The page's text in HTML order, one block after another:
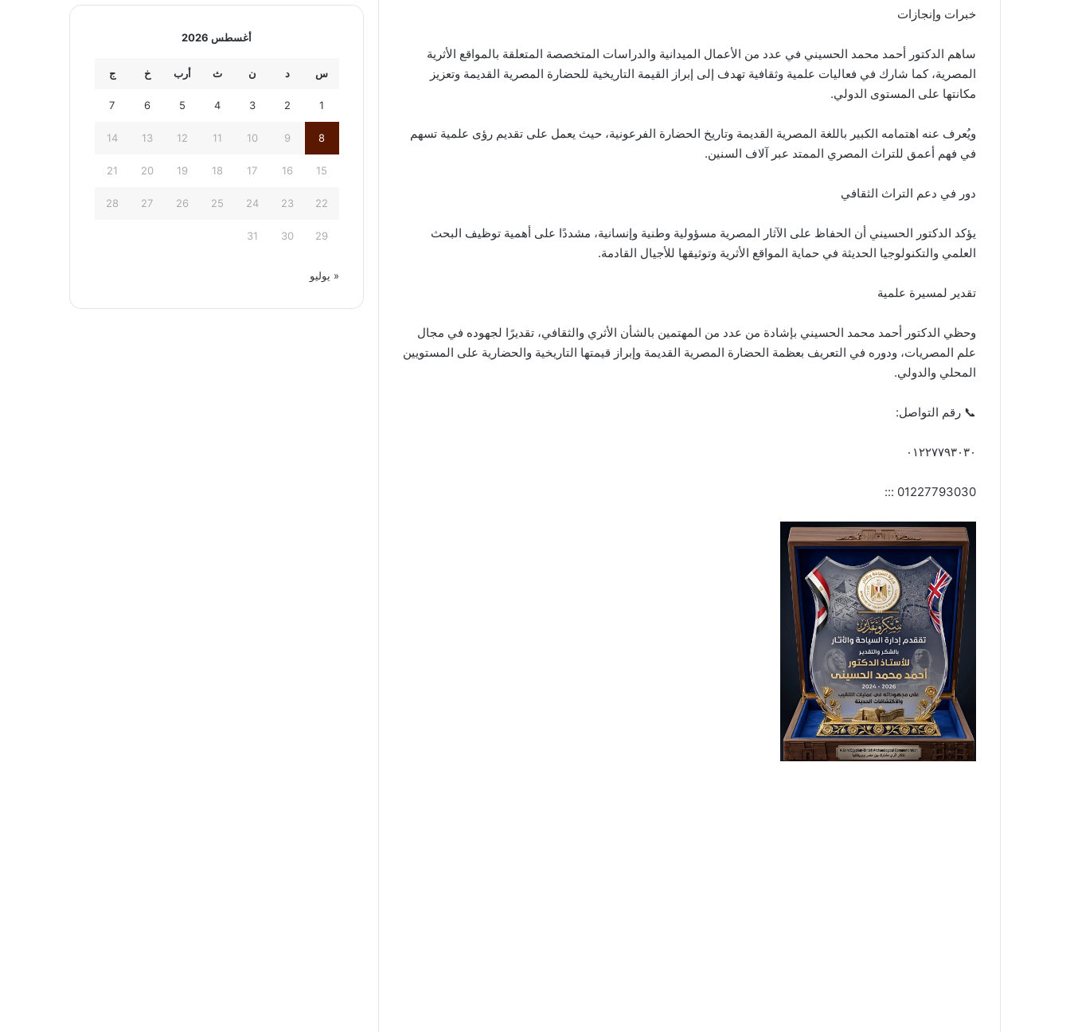
خبرات وإنجازات
ساهم الدكتور أحمد محمد الحسيني في عدد من الأعمال الميدانية والدراسات المتخصصة المتعلقة بالمواقع الأثرية
المصرية، كما شارك في فعاليات علمية وثقافية تهدف إلى إبراز القيمة التاريخية للحضارة المصرية القديمة وتعزيز
مكانتها على المستوى الدولي.
ويُعرف عنه اهتمامه الكبير باللغة المصرية القديمة وتاريخ الحضارة الفرعونية، حيث يعمل على تقديم رؤى علمية تسهم
في فهم أعمق للتراث المصري الممتد عبر آلاف السنين.
دور في دعم التراث الثقافي
يؤكد الدكتور الحسيني أن الحفاظ على الآثار المصرية مسؤولية وطنية وإنسانية، مشددًا على أهمية توظيف البحث
العلمي والتكنولوجيا الحديثة في حماية المواقع الأثرية وتوثيقها للأجيال القادمة.
تقدير لمسيرة علمية
وحظي الدكتور أحمد محمد الحسيني بإشادة من عدد من المهتمين بالشأن الأثري والثقافي، تقديرًا لجهوده في مجال
علم المصريات، ودوره في التعريف بعظمة الحضارة المصرية القديمة وإبراز قيمتها التاريخية والحضارية على المستويين
المحلي والدولي.
📞 رقم التواصل:
٠١٢٢٧٧٩٣٠٣٠
01227793030 :::
أغسطس 2026
س د ن ث أرب خ ج
1
2
3
4
5
6
7
8
9
10
11
12
13
14
15
16
17
18
19
20
21
22
23
24
25
26
27
28
29
30
31
« يوليو